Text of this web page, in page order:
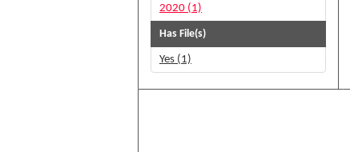
2020 (1)
Has File(s)
Yes (1)